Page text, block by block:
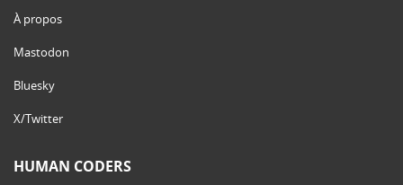
À propos
Mastodon
Bluesky
X/Twitter
HUMAN CODERS